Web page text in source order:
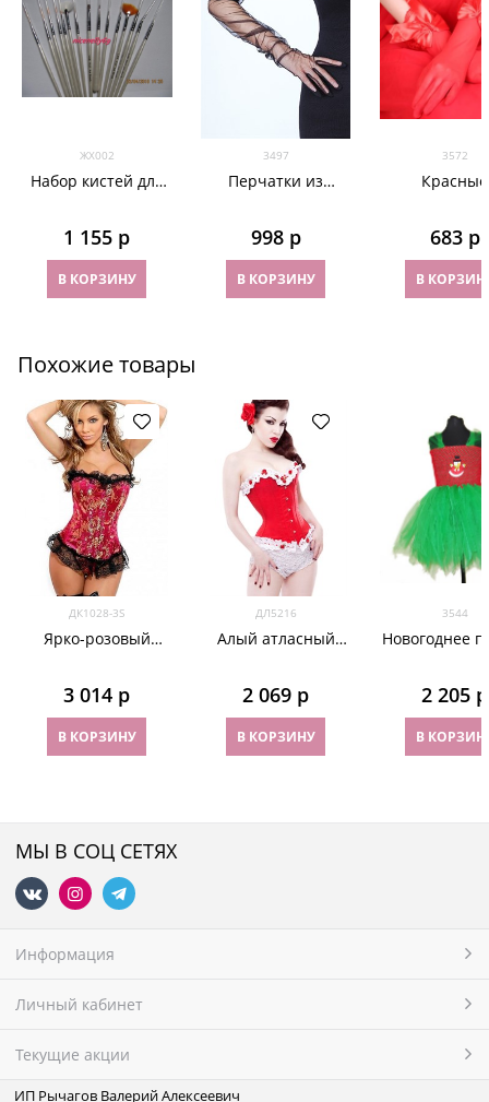
ЖХ002
Набор кистей для
1 155 р
В КОРЗИНУ
3497
Перчатки из
998 р
В КОРЗИНУ
3572
Красные
бантиком и
683 р
В
Похожие товары
ДК1028-3S
Ярко-розовый
кружевом
3 014 р
В КОРЗИНУ
ДЛ5216
Алый атласный
2 069 р
В КОРЗИНУ
3544
Новогоднее
2 205 р
В
МЫ В СОЦ СЕТЯХ
Информация
Личный кабинет
Текущие акции
ИП Рычагов Валерий Алексеевич